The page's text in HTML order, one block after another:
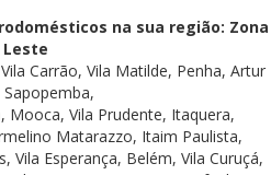
na sua região: Zona
Leste
Carrão, Vila Matilde, Penha, Artur
Sapopemba,
Mooca, Vila Prudente, Itaquera,
Matarazzo, Itaim Paulista,
Vila Esperança, Belém, Vila Curuçá,